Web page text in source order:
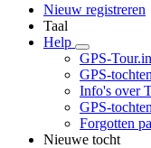
Nieuw registreren
Taal
Help
GPS-
GPS-
Info's over
GPS-
Forgotten
Nieuwe tocht